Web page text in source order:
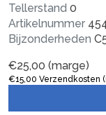
Tellerstand 0
Artikelnummer
Bijzonderheden
€25,00 (marge)
€15,00 Verzendkosten